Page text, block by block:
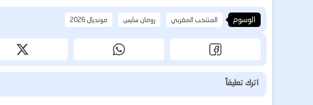
الوسوم المنتخب المغربي رومان سايس مونديال 2026
اترك تعليقاً